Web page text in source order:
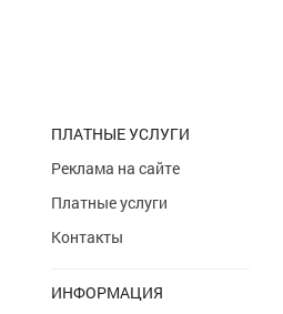
ПЛАТНЫЕ УСЛУГИ
Реклама на сайте
Платные услуги
Контакты
ИНФОРМАЦИЯ